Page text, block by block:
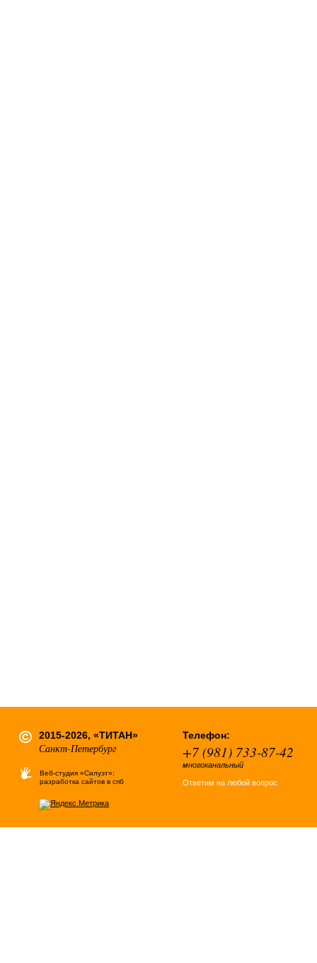
2015-2026, «ТИТАН»
Санкт-Петербург
Веб-студия «Силуэт»:
разработка сайтов в спб
Телефон:
+7 (981) 733-87-42
многоканальный
Ответим на любой вопрос